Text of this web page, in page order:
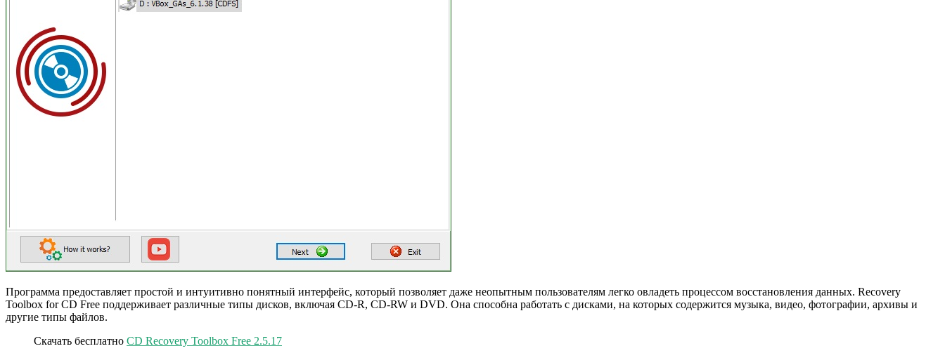
Программа предоставляет простой и интуитивно понятный интерфейс, который позволяет даже неопытным пользователям легко овладеть процессом восстановления данных. Recovery
Toolbox for CD Free поддерживает различные типы дисков, включая CD-R, CD-RW и DVD. Она способна работать с дисками, на которых содержится музыка, видео, фотографии, архивы и
другие типы файлов.
Скачать бесплатно CD Recovery Toolbox Free 2.5.17